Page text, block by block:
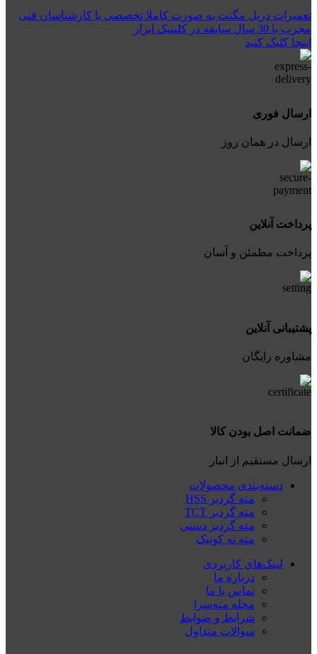
تعمیرات دریل مگنت به صورت کاملا تخصصی با کارشناسان فنی
مجرب با 30 سال سابقه در کلینیک ابزار
اینجا کلیک کنید
ارسال فوری
ارسال در همان روز
پرداخت آنلاین
پرداخت مطمئن و آسان
پشتیبانی آنلاین
مشاوره رایگان
ضمانت اصل بودن کالا
ارسال مستقیم از انبار
دسته‌بندی محصولات
مته گردبر HSS
مته گردبر TCT
مته گردبر دستی
مته ته کونیک
لینک‌های کاربردی
درباره ما
تماس با ما
مجله مته‌سرا
شرایط و ضوابط
سوالات متداول